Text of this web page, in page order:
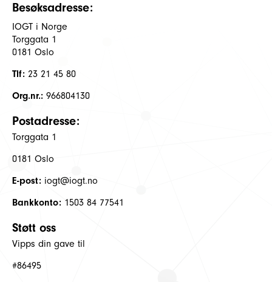
Besøksadresse:
IOGT i Norge
Torggata 1
0181 Oslo
Tlf: 23 21 45 80
Org.nr.: 966804130
Postadresse:
Torggata 1
0181 Oslo
E-post: iogt@iogt.no
Bankkonto: 1503 84 77541
Støtt oss
Vipps din gave til
#86495